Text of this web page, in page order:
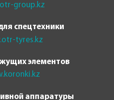
group.kz
спецтехники
tyres.kz
элементов
аппаратуры